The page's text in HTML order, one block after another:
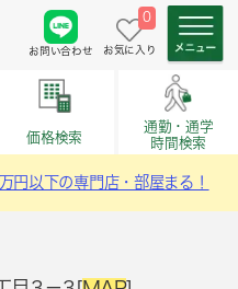
お問い合わせ
0
お気に入り
価格検索
通勤・通学
時間検索
円以下の専門店・部屋まる！